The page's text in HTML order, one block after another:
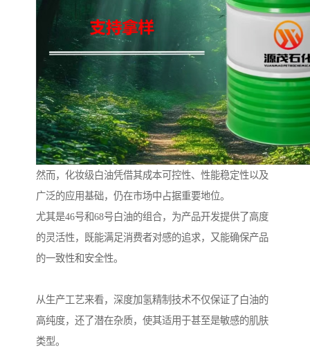
然而，化妆级白油凭借其成本可控性、性能稳定性以及
广泛的应用基础，仍在市场中占据重要地位。
尤其是46号和68号白油的组合，为产品开发提供了高度
的灵活性，既能满足消费者对感的追求，又能确保产品
的一致性和安全性。
从生产工艺来看，深度加氢精制技术不仅保证了白油的
高纯度，还了潜在杂质，使其适用于甚至是敏感的肌肤
类型。